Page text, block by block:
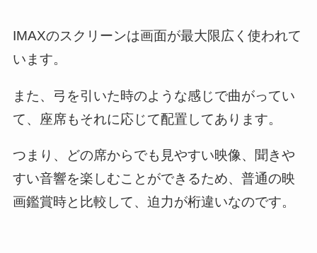
IMAXのスクリーンは画面が最大限広く使われて
います。
また、弓を引いた時のような感じで曲がってい
て、座席もそれに応じて配置してあります。
つまり、どの席からでも見やすい映像、聞きや
すい音響を楽しむことができるため、普通の映
画鑑賞時と比較して、迫力が桁違いなのです。